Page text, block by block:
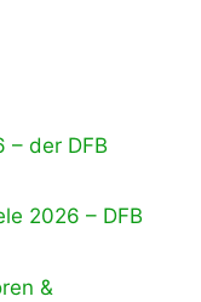
– der DFB
2026 – DFB
&